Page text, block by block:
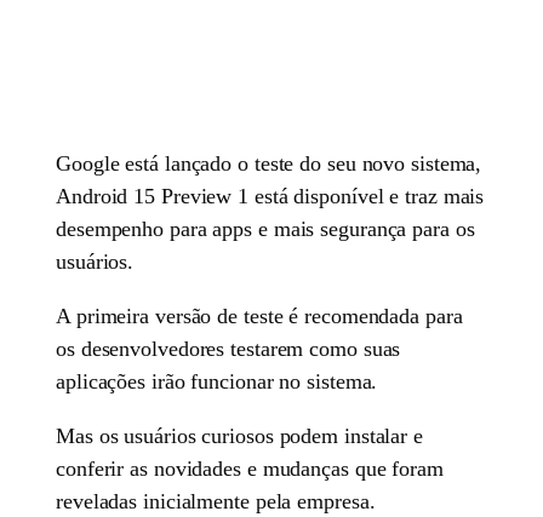
Google está lançado o teste do seu novo sistema,
Android 15 Preview 1 está disponível e traz mais
desempenho para apps e mais segurança para os
usuários.
A primeira versão de teste é recomendada para
os desenvolvedores testarem como suas
aplicações irão funcionar no sistema.
Mas os usuários curiosos podem instalar e
conferir as novidades e mudanças que foram
reveladas inicialmente pela empresa.